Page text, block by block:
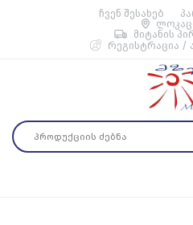
ჩვენ შესახებ
მიტანის
რეგისტრაცია /